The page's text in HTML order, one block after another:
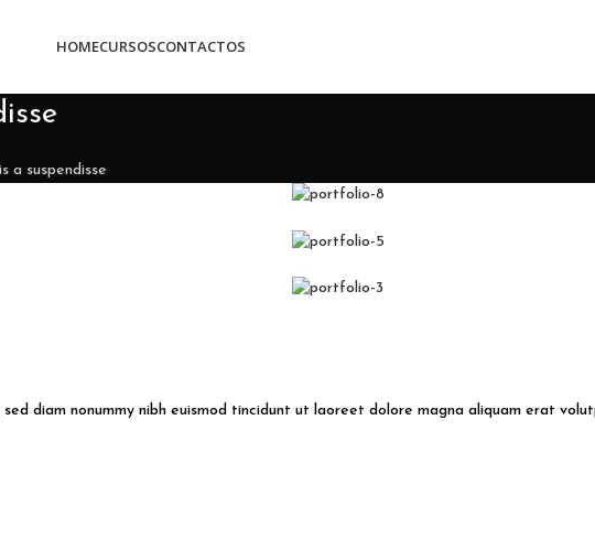
HOMECURSOSCONTACTOS
a suspendisse
diam nonummy nibh euismod tincidunt ut laoreet dolore magna aliquam erat